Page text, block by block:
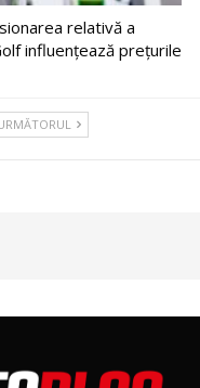
relativă a
influențează prețurile